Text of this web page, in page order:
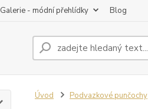
Galerie - módní přehlídky Blog
Úvod Podvazkové punčochy